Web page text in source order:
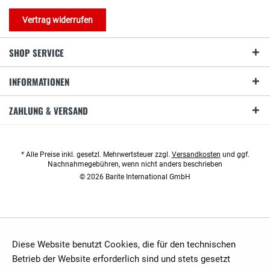
Vertrag widerrufen
SHOP SERVICE
INFORMATIONEN
ZAHLUNG & VERSAND
* Alle Preise inkl. gesetzl. Mehrwertsteuer zzgl. Versandkosten und ggf.
Nachnahmegebühren, wenn nicht anders beschrieben
© 2026 Barite International GmbH
Diese Website benutzt Cookies, die für den technischen
Betrieb der Website erforderlich sind und stets gesetzt